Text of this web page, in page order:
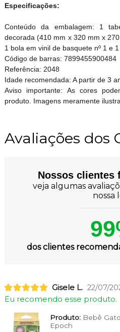
Especificações:
Conteúdo da embalagem: 1
decorada (410 mm x 320 mm x
1 bola em vinil de basquete nº 1 e
Código de barras: 7899455900484
Referência: 2048
Idade recomendada: A partir de 3
Aviso importante: As cores
produto. Imagens meramente
Avaliações dos
Nossos clientes
veja algumas
nossa
dos clientes
Gisele L. 22/07/
Eu recomendo esse produto.
Produto:Bebê
Epoch